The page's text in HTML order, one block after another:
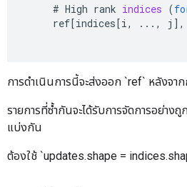
# High rank indices (
ref[indices[i, ..., j ] ,
การดำเนินการนี้จะส่งออก `ref` หลังจา
รายการที่ซ้ำกันจะได้รับการจัดการอย่าง
แบ่งกัน
ต้องใช้ `updates.shape =